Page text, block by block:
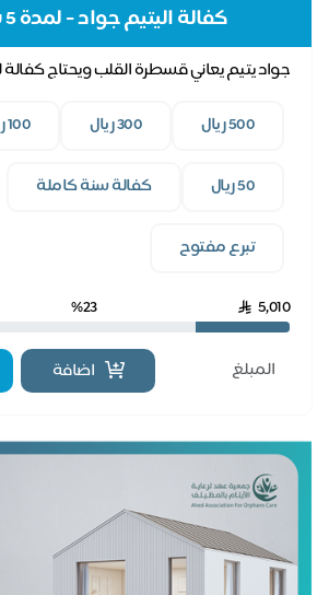
كفالة اليتيم جواد - لمدة 5 سنوات
جواد يتيم يعاني قسطرة القلب ويحتاج كفالة لمدة 5 سنوات
كفالة سنة كاملة
تبرع مفتوح
5,010
اضافة